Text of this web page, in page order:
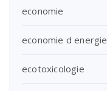
economie
economie d energie
ecotoxicologie